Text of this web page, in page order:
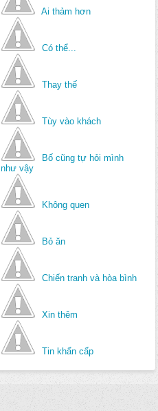
Ai thảm hơn
Có thể...
Thay thế
Tùy vào khách
Bố cũng tự hỏi mình
như vậy
Không quen
Bỏ ăn
Chiến tranh và hòa bình
Xin thêm
Tin khẩn cấp